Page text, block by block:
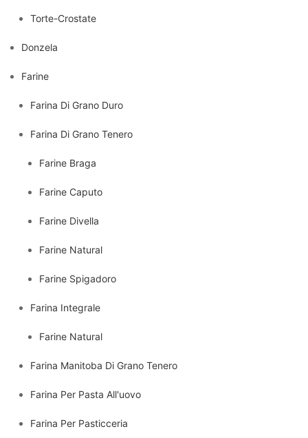
Torte-Crostate
Donzela
Farine
Farina Di Grano Duro
Farina Di Grano Tenero
Farine Braga
Farine Caputo
Farine Divella
Farine Natural
Farine Spigadoro
Farina Integrale
Farine Natural
Farina Manitoba Di Grano Tenero
Farina Per Pasta All'uovo
Farina Per Pasticceria